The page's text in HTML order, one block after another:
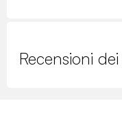
Recensioni